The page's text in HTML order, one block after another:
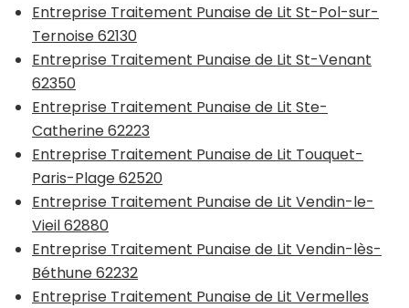
Entreprise Traitement Punaise de Lit St-Pol-sur-
Ternoise 62130
Entreprise Traitement Punaise de Lit St-Venant
62350
Entreprise Traitement Punaise de Lit Ste-
Catherine 62223
Entreprise Traitement Punaise de Lit Touquet-
Paris-Plage 62520
Entreprise Traitement Punaise de Lit Vendin-le-
Vieil 62880
Entreprise Traitement Punaise de Lit Vendin-lès-
Béthune 62232
Entreprise Traitement Punaise de Lit Vermelles